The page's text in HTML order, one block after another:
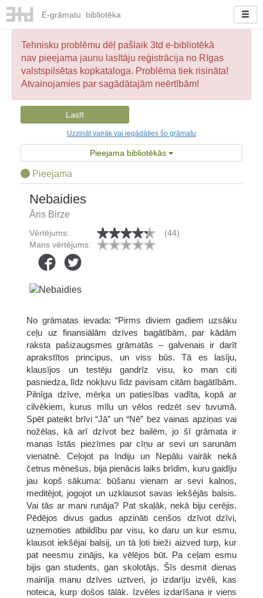
E-grāmatu bibliotēka
Tehnisku problēmu dēļ pašlaik 3td e-bibliotēkā
nav pieejama jaunu lasītāju reģistrācija no Rīgas
valstspilsētas kopkataloga. Problēma tiek risināta!
Atvainojamies par sagādātajām neērtībām!
Lasīt
Uzzināt vairāk vai iegādāties šo grāmatu
Pieejama bibliotēkās
Pieejama
Nebaidies
Āris Birze
Vērtējums:
(44)
Mans vērtējums:
No grāmatas ievada: “Pirms diviem gadiem uzsāku
ceļu uz finansiālām dzīves bagātībām, par kādām
raksta pašizaugsmes grāmatās – galvenais ir darīt
aprakstītos principus, un viss būs. Tā es lasīju,
klausījos un testēju gandrīz visu, ko man citi
pasniedza, līdz nokļuvu līdz pavisam citām bagātībām.
Pilnīga dzīve, mērķa un patiesības vadīta, kopā ar
cilvēkiem, kurus mīlu un vēlos redzēt sev tuvumā.
Spēt pateikt brīvi “Jā” un “Nē” bez vainas apziņas vai
nožēlas, kā arī dzīvot bez bailēm, jo šī grāmata ir
manas īstās piezīmes par cīņu ar sevi un sarunām
vienatnē. Ceļojot pa Indiju un Nepālu vairāk nekā
četrus mēnešus, bija pienācis laiks brīdim, kuru gaidīju
jau kopš sākuma: būšanu vienam ar sevi kalnos,
meditējot, jogojot un uzklausot savas iekšējās balsis.
Vai tās ar mani runāja? Pat skaļāk, nekā biju cerējis.
Pēdējos divus gadus apzināti cenšos dzīvot dzīvi,
uzņemoties atbildību par visu, ko daru un kur esmu,
klausot iekšējai balsij, un tā ļoti bieži aizved turp, kur
pat neesmu zinājis, ka vēlējos būt. Pa ceļam esmu
bijis gan students, gan skolotājs. Šīs desmit dienas
mainīja manu dzīves uztveri, jo izdarīju izvēli, kas
noteica, kurp došos tālāk. Izvēles izdarīšana ir viens